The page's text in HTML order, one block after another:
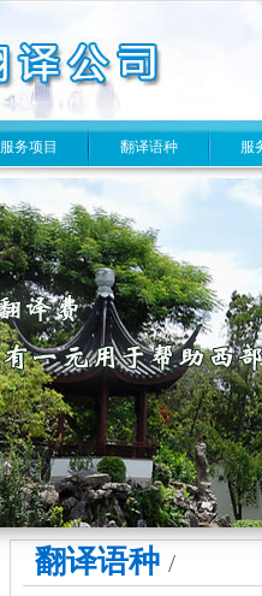
服务项目 翻译语种 服
翻译语种 /